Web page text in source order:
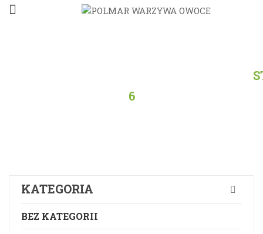
6
KATEGORIA
BEZ KATEGORII